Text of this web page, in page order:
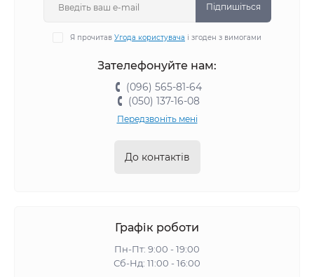
Підпишіться
Я прочитав Угода користувача і згоден з вимогами
Зателефонуйте нам:
(096) 565-81-64
(050) 137-16-08
Передзвоніть мені
До контактів
Графік роботи
Пн-Пт: 9:00 - 19:00
Сб-Нд: 11:00 - 16:00